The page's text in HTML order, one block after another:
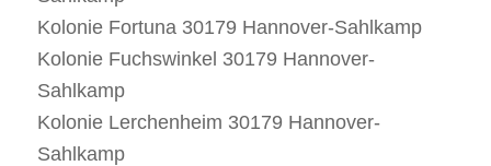
Kolonie Fortuna 30179 Hannover-Sahlkamp
Kolonie Fuchswinkel 30179 Hannover-
Sahlkamp
Kolonie Lerchenheim 30179 Hannover-
Sahlkamp